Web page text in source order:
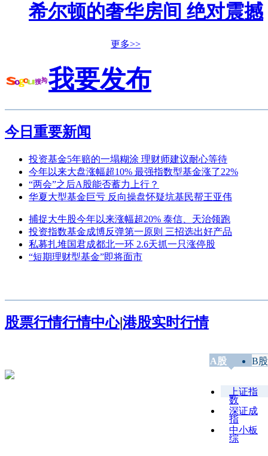
希尔顿的奢华房间 绝对震撼
更多>>
我要发布
今日重要新闻
投资基金5年赔的一塌糊涂 理财师建议耐心等待
今年以来大盘涨幅超10% 最强指数型基金涨了22%
“两会”之后A股能否蓄力上行？
华夏大型基金巨亏 反向操盘怀疑坑基民帮王亚伟
捕捉大牛股今年以来涨幅超20% 泰信、天治领跑
投资指数基金成博反弹第一原则 三招选出好产品
私募扎堆国君成都北一环 2.6天抓一只涨停股
“短期理财型基金”即将面市
股票行情行情中心|港股实时行情
A股 B股
上证指
数
深证成
指
中小板
综